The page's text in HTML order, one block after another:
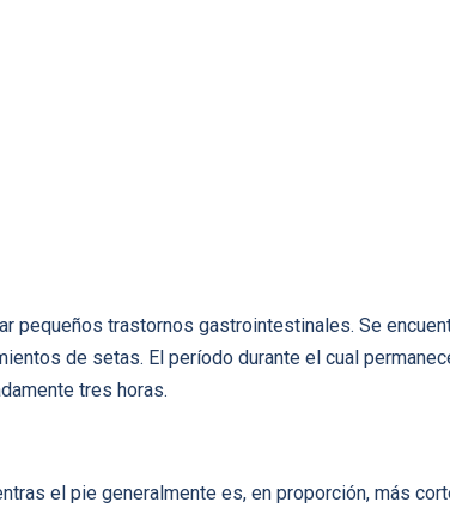
pequeños trastornos gastrointestinales. Se
de setas. El período durante el cual
tres horas.
el pie generalmente es, en proporción, más